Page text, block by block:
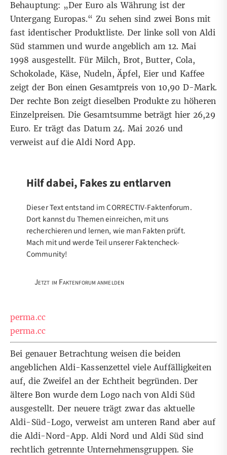
Behauptung: „Der Euro als Währung ist der
Untergang Europas.“ Zu sehen sind zwei Bons mit
fast identischer Produktliste. Der linke soll von Aldi
Süd stammen und wurde angeblich am 12. Mai
1998 ausgestellt. Für Milch, Brot, Butter, Cola,
Schokolade, Käse, Nudeln, Äpfel, Eier und Kaffee
zeigt der Bon einen Gesamtpreis von 10,90 D-Mark.
Der rechte Bon zeigt dieselben Produkte zu höheren
Einzelpreisen. Die Gesamtsumme beträgt hier 26,29
Euro. Er trägt das Datum 24. Mai 2026 und
verweist auf die Aldi Nord App.
Hilf dabei, Fakes zu entlarven
Dieser Text entstand im CORRECTIV-Faktenforum.
Dort kannst du Themen einreichen, mit uns
recherchieren und lernen, wie man Fakten prüft.
Mach mit und werde Teil unserer Faktencheck-
Community!
Jetzt im Faktenforum anmelden
perma.cc
perma.cc
Bei genauer Betrachtung weisen die beiden
angeblichen Aldi-Kassenzettel viele Auffälligkeiten
auf, die Zweifel an der Echtheit begründen. Der
ältere Bon wurde dem Logo nach von Aldi Süd
ausgestellt. Der neuere trägt zwar das aktuelle
Aldi-Süd-Logo, verweist am unteren Rand aber auf
die Aldi-Nord-App. Aldi Nord und Aldi Süd sind
rechtlich getrennte Unternehmensgruppen. Sie